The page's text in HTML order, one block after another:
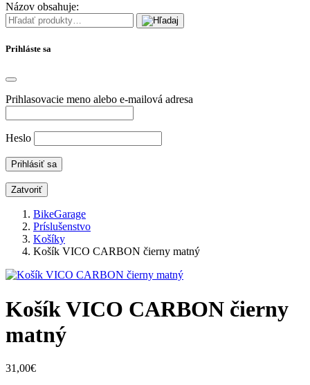
Názov obsahuje:
Prihláste sa
Prihlasovacie meno alebo e-mailová adresa
Heslo
Zatvoriť
BikeGarage
Príslušenstvo
Košíky
Košík VICO CARBON čierny matný
Košík VICO CARBON čierny
matný
31,00€